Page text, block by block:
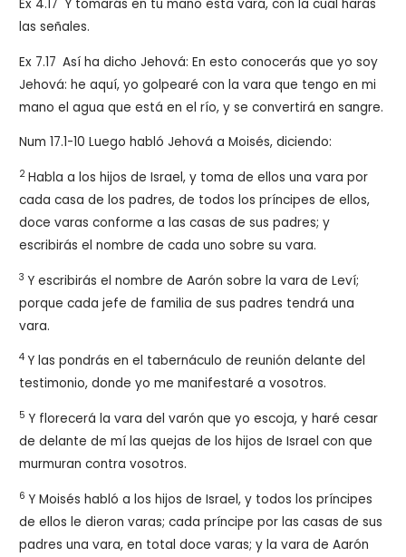
Ex 4.17 Y tomarás en tu mano esta vara, con la cual harás
las señales.
Ex 7.17 Así ha dicho Jehová: En esto conocerás que yo soy
Jehová: he aquí, yo golpearé con la vara que tengo en mi
mano el agua que está en el río, y se convertirá en sangre.
Num 17.1-10Luego habló Jehová a Moisés, diciendo:
2Habla a los hijos de Israel, y toma de ellos una vara por
cada casa de los padres, de todos los príncipes de ellos,
doce varas conforme a las casas de sus padres; y
escribirás el nombre de cada uno sobre su vara.
3Y escribirás el nombre de Aarón sobre la vara de Leví;
porque cada jefe de familia de sus padres tendrá una
vara.
4Y las pondrás en el tabernáculo de reunión delante del
testimonio, donde yo me manifestaré a vosotros.
5Y florecerá la vara del varón que yo escoja, y haré cesar
de delante de mí las quejas de los hijos de Israel con que
murmuran contra vosotros.
6Y Moisés habló a los hijos de Israel, y todos los príncipes
de ellos le dieron varas; cada príncipe por las casas de sus
padres una vara, en total doce varas; y la vara de Aarón